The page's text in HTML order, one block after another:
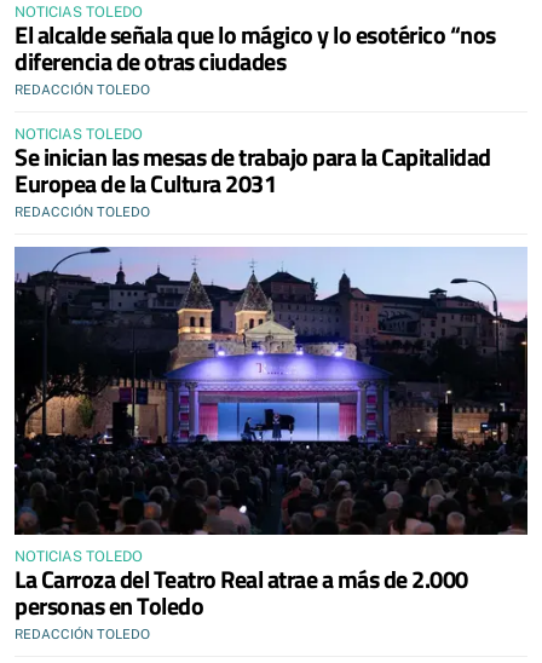
NOTICIAS TOLEDO
El alcalde señala que lo mágico y lo esotérico “nos
diferencia de otras ciudades
REDACCIÓN TOLEDO
NOTICIAS TOLEDO
Se inician las mesas de trabajo para la Capitalidad
Europea de la Cultura 2031
REDACCIÓN TOLEDO
NOTICIAS TOLEDO
La Carroza del Teatro Real atrae a más de 2.000
personas en Toledo
REDACCIÓN TOLEDO